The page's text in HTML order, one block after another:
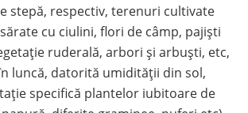
stepă, respectiv, terenuri cultivate
cu ciulini, flori de câmp, pajiști
ruderală, arbori și arbuști, etc,
luncă, datorită umidității din sol,
specifică plantelor iubitoare de